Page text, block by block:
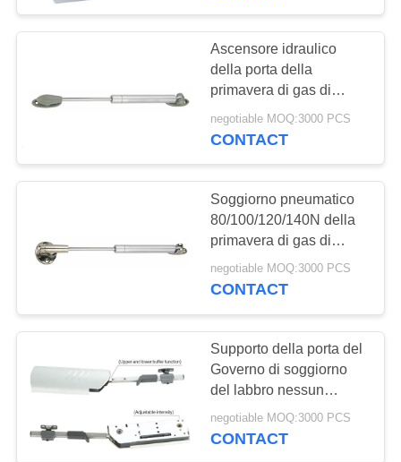
SITO
PRIVACY
POLICY
Ascensore idraulico
della porta della
primavera di gas di
sostegno della porta del
Governo della mobilia
negotiable MOQ:3000 PCS
CONTACT
Soggiorno pneumatico
80/100/120/140N della
primavera di gas di
sostegno della porta del
Governo della mobilia
negotiable MOQ:3000 PCS
CONTACT
Supporto della porta del
Governo di soggiorno
del labbro nessun
rumore con la funzione
superiore /inferiore
negotiable MOQ:3000 PCS
CONTACT